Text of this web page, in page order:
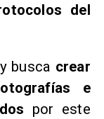
del
busca crear
e
por este